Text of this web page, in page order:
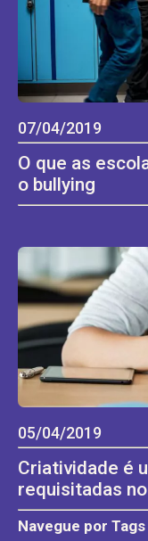
07/04/2019
O que as
o bullying
05/04/2019
Criatividade é
requisitadas
Navegue por Tags